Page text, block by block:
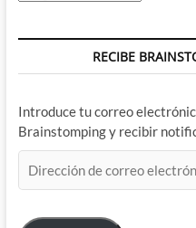
RECIBE
Introduce tu correo
Brainstomping y recibir
de
electrónico